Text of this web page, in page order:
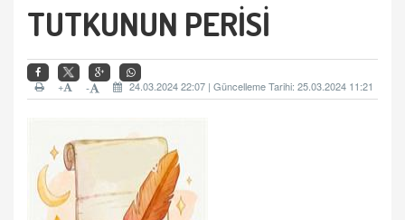
TUTKUNUN PERİSİ
24.03.2024 22:07 | Güncelleme Tarihi: 25.03.2024 11:21
-
+